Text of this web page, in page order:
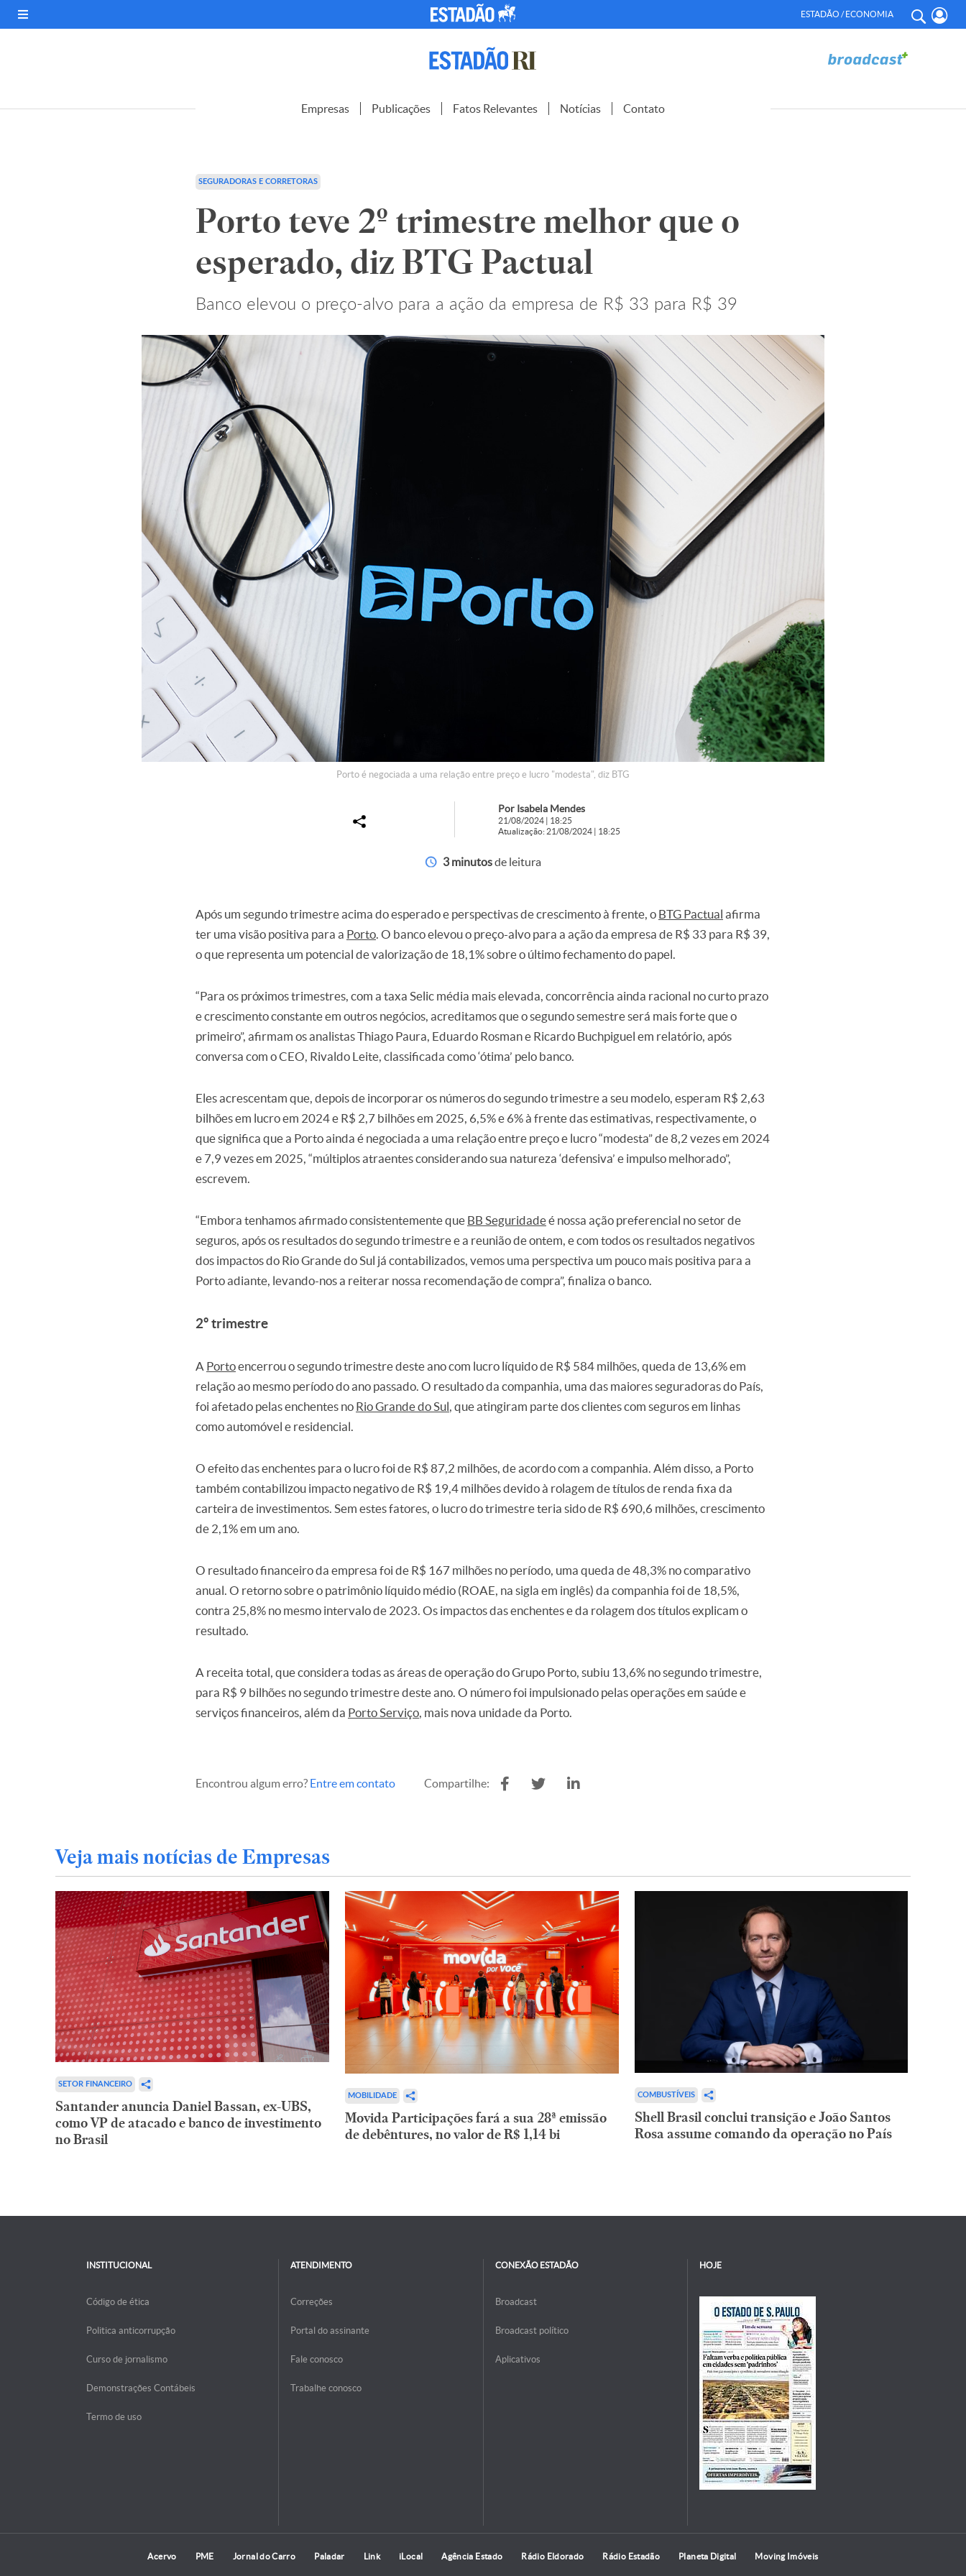
ESTADÃO / ECONOMIA
Empresas Publicações Fatos Relevantes Notícias Contato
SEGURADORAS E CORRETORAS
Porto teve 2º trimestre melhor que o
esperado, diz BTG Pactual
Banco elevou o preço-alvo para a ação da empresa de R$ 33 para R$ 39
Porto é negociada a uma relação entre preço e lucro "modesta", diz BTG
Por Isabela Mendes
21/08/2024 | 18:25
Atualização: 21/08/2024 | 18:25
3 minutosde leitura
Após um segundo trimestre acima do esperado e perspectivas de crescimento à frente, o BTG Pactual afirma
ter uma visão positiva para a Porto . O banco elevou o preço-alvo para a ação da empresa de R$ 33 para R$ 39,
o que representa um potencial de valorização de 18,1% sobre o último fechamento do papel.
“Para os próximos trimestres, com a taxa Selic média mais elevada, concorrência ainda racional no curto prazo
e crescimento constante em outros negócios, acreditamos que o segundo semestre será mais forte que o
primeiro”, afirmam os analistas Thiago Paura, Eduardo Rosman e Ricardo Buchpiguel em relatório, após
conversa com o CEO, Rivaldo Leite, classificada como ‘ótima’ pelo banco.
Eles acrescentam que, depois de incorporar os números do segundo trimestre a seu modelo, esperam R$ 2,63
bilhões em lucro em 2024 e R$ 2,7 bilhões em 2025, 6,5% e 6% à frente das estimativas, respectivamente, o
que significa que a Porto ainda é negociada a uma relação entre preço e lucro “modesta” de 8,2 vezes em 2024
e 7,9 vezes em 2025, “múltiplos atraentes considerando sua natureza ‘defensiva’ e impulso melhorado”,
escrevem.
“Embora tenhamos afirmado consistentemente que BB Seguridadeé nossa ação preferencial no setor de
seguros, após os resultados do segundo trimestre e a reunião de ontem, e com todos os resultados negativos
dos impactos do Rio Grande do Sul já contabilizados, vemos uma perspectiva um pouco mais positiva para a
Porto adiante, levando-nos a reiterar nossa recomendação de compra”, finaliza o banco.
2º trimestre
A Portoencerrou o segundo trimestre deste ano com lucro líquido de R$ 584 milhões, queda de 13,6% em
relação ao mesmo período do ano passado. O resultado da companhia, uma das maiores seguradoras do País,
foi afetado pelas enchentes no Rio Grande do Sul , que atingiram parte dos clientes com seguros em linhas
como automóvel e residencial.
O efeito das enchentes para o lucro foi de R$ 87,2 milhões, de acordo com a companhia. Além disso, a Porto
também contabilizou impacto negativo de R$ 19,4 milhões devido à rolagem de títulos de renda fixa da
carteira de investimentos. Sem estes fatores, o lucro do trimestre teria sido de R$ 690,6 milhões, crescimento
de 2,1% em um ano.
O resultado financeiro da empresa foi de R$ 167 milhões no período, uma queda de 48,3% no comparativo
anual. O retorno sobre o patrimônio líquido médio (ROAE, na sigla em inglês) da companhia foi de 18,5%,
contra 25,8% no mesmo intervalo de 2023. Os impactos das enchentes e da rolagem dos títulos explicam o
resultado.
A receita total, que considera todas as áreas de operação do Grupo Porto, subiu 13,6% no segundo trimestre,
para R$ 9 bilhões no segundo trimestre deste ano. O número foi impulsionado pelas operações em saúde e
serviços financeiros, além da Porto Serviço , mais nova unidade da Porto.
Encontrou algum erro? Entre em contato Compartilhe:
Veja mais notícias de Empresas
SETOR FINANCEIRO
Santander anuncia Daniel Bassan, ex-UBS,
como VP de atacado e banco de investimento
no Brasil
MOBILIDADE
Movida Participações fará a sua 28ª emissão
de debêntures, no valor de R$ 1,14 bi
COMBUSTÍVEIS
Shell Brasil conclui transição e João Santos
Rosa assume comando da operação no País
INSTITUCIONAL
Código de ética
Politica anticorrupção
Curso de jornalismo
Demonstrações Contábeis
Termo de uso
ATENDIMENTO
Correções
Portal do assinante
Fale conosco
Trabalhe conosco
CONEXÃO ESTADÃO
Broadcast
Broadcast político
Aplicativos
HOJE
Acervo PME Jornal do Carro Paladar Link iLocal Agência Estado Rádio Eldorado Rádio Estadão Planeta Digital Moving Imóveis